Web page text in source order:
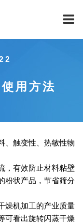
用方法
、触变性、热敏性物
，有效防止材料粘壁
粉状产品，节省筛分
燥机加工的产业质量
可看出旋转闪蒸干燥